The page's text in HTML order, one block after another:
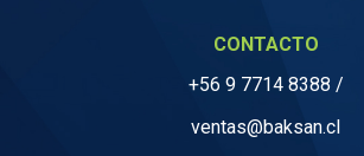
CONTACTO
+56 9 7714 8388 /
ventas@baksan.cl